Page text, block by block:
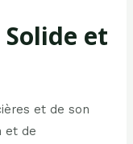
et
et de son
et de